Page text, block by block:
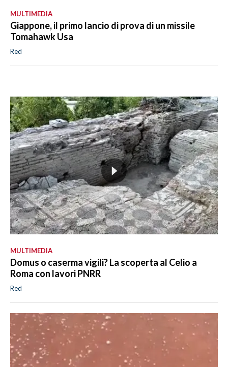
MULTIMEDIA
Giappone, il primo lancio di prova di un missile
Tomahawk Usa
Red
MULTIMEDIA
Domus o caserma vigili? La scoperta al Celio a
Roma con lavori PNRR
Red